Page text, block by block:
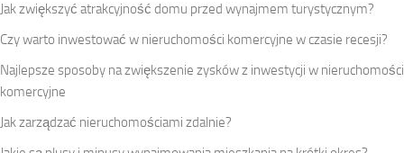
Jak zwiększyć atrakcyjność domu przed wynajmem turystycznym?
Czy warto inwestować w nieruchomości komercyjne w czasie recesji?
Najlepsze sposoby na zwiększenie zysków z inwestycji w nieruchomości
komercyjne
Jak zarządzać nieruchomościami zdalnie?